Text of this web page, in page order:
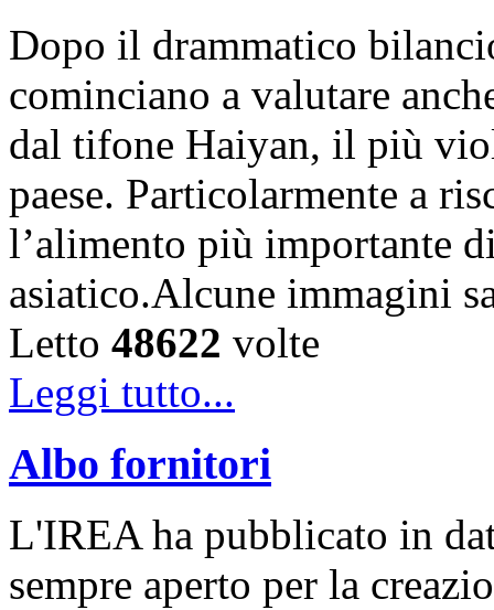
Dopo il drammatico
cominciano a valutare
dal tifone Haiyan, il più
paese. Particolarmente a
l’alimento più importante
asiatico.Alcune immagini
Letto 48622 volte
Leggi tutto...
Albo fornitori
L'IREA ha pubblicato in
sempre aperto per la